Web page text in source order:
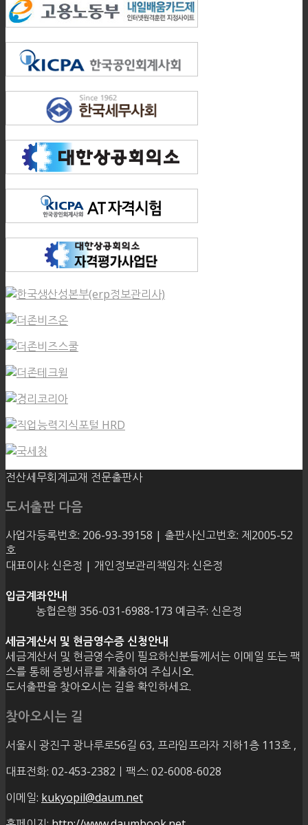
전산세무회계교재 전문출판사
도서출판 다음
사업자등록번호: 206-93-39158 | 출판사신고번호: 제2005-52
호
대표이사: 신은정 | 개인정보관리책임자: 신은정
입금계좌안내
농협은행 356-031-6988-173 예금주: 신은정
세금계산서 및 현금영수증 신청안내
세금계산서 및 현금영수증이 필요하신분들께서는 이메일 또는 팩
스를 통해 증빙서류를 제출하여 주십시오.
도서출판을 찾아오시는 길을 확인하세요.
찾아오시는 길
서울시 광진구 광나루로56길 63, 프라임프라자 지하1층 113호 ,
대표전화: 02-453-2382ㅣ팩스: 02-6008-6028
이메일: kukyopil@daum.net